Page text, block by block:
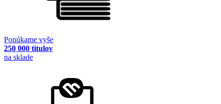
Ponúkame vyše
250 000 titulov
na sklade